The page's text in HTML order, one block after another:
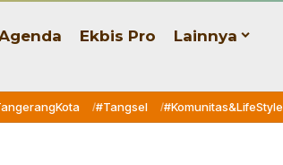
Ekbis Pro Lainnya
#Tangsel #Komunitas&LifeStyle